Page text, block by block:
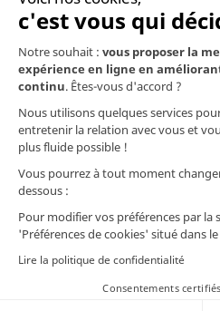
c'est vous qui
Notre souhait : vous proposer la
expérience en ligne en
continu. Êtes-vous d'accord ?
Nous utilisons quelques services
entretenir la relation avec vous et
plus fluide possible !
Vous pourrez à tout moment
dessous :
Pour modifier vos préférences par la
'Préférences de cookies' situé dans
Lire la politique de confidentialité
Consentements
En savoir plus
Mentions légales
Nos produits
Contact
Nos préparations ne sont pas des
de la Santé Publique). Les informations
sur ce site ou dans nos documents ainsi
l'utilisation de nos préparations ne
médical ou vétérinaire. Les informations
ou vétérinaires rédigées par des